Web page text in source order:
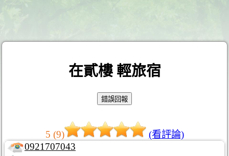
在貳樓 輕旅宿
5 (9)
(看評論)
0921707043